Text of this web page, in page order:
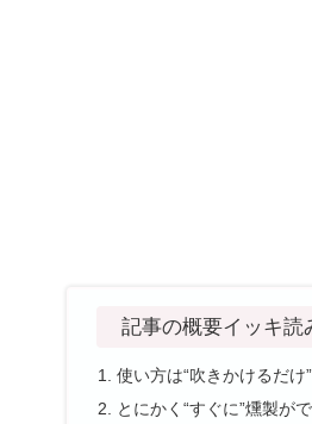
記事の概要イッキ読
使い方は“吹きかけるだけ”
とにかく“すぐに”燻製が